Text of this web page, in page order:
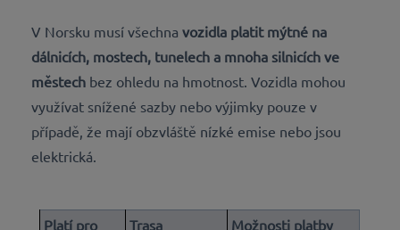
V Norsku musí všechna vozidla platit mýtné na
dálnicích, mostech, tunelech a mnoha silnicích ve
městech bez ohledu na hmotnost. Vozidla mohou
využívat snížené sazby nebo výjimky pouze v
případě, že mají obzvláště nízké emise nebo jsou
elektrická.
Platí pro
Trasa Možnosti platby